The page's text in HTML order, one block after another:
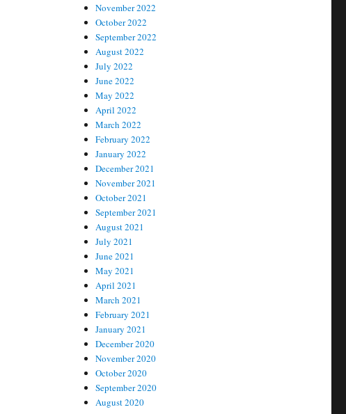
November 2022
October 2022
September 2022
August 2022
July 2022
June 2022
May 2022
April 2022
March 2022
February 2022
January 2022
December 2021
November 2021
October 2021
September 2021
August 2021
July 2021
June 2021
May 2021
April 2021
March 2021
February 2021
January 2021
December 2020
November 2020
October 2020
September 2020
August 2020